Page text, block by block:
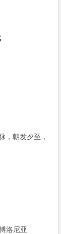
， 朝发夕至，
洛尼亚